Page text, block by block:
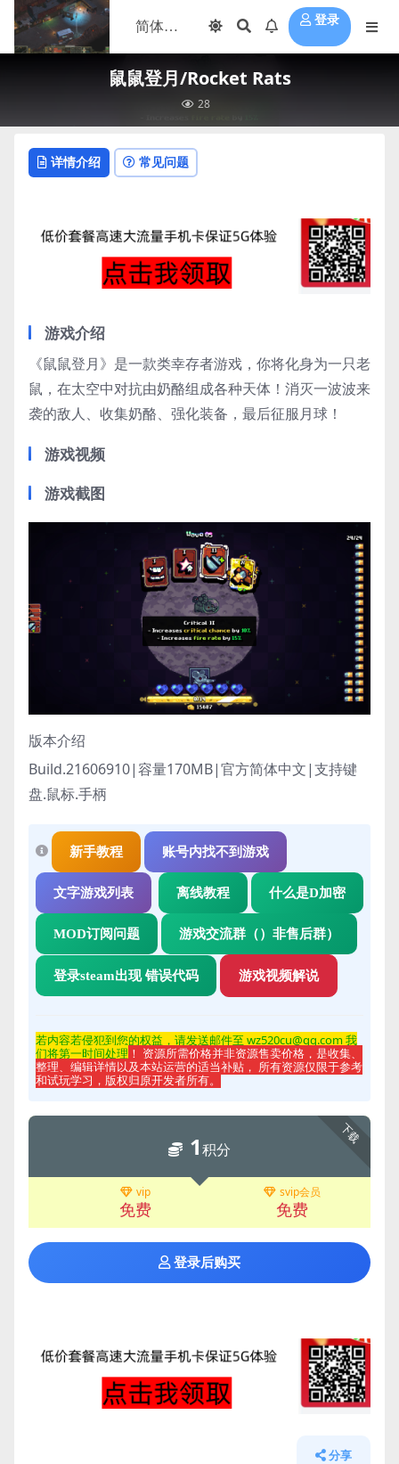
登录
鼠鼠登月/Rocket Rats
28
详情介绍 常见问题
游戏介绍
《鼠鼠登月》是一款类幸存者游戏，你将化身为一只老
鼠，在太空中对抗由奶酪组成各种天体！消灭一波波来
袭的敌人、收集奶酪、强化装备，最后征服月球！
游戏视频
游戏截图
版本介绍
Build.21606910|容量170MB|官方简体中文|支持键
盘.鼠标.手柄
新手教程 账号内找不到游戏
文字游戏列表 离线教程 什么是D加密
MOD订阅问题 游戏交流群（）非售后群）
登录steam出现 错误代码 游戏视频解说
若内容若侵犯到您的权益，请发送邮件至 wz520cu@qq.com 我
们将第一时间处理 ！ 资源所需价格并非资源售卖价格，是收集、
整理、编辑详情以及本站运营的适当补贴， 所有资源仅限于参考
和试玩学习，版权归原开发者所有。
下载
1积分
vip
免费
svip会员
免费
登录后购买
分享